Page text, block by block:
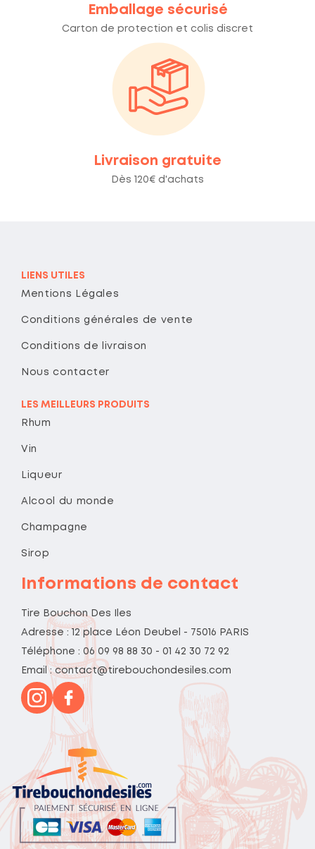
Emballage sécurisé
Carton de protection et colis discret
Livraison gratuite
Dès 120€ d'achats
LIENS UTILES
Mentions Légales
Conditions générales de vente
Conditions de livraison
Nous contacter
LES MEILLEURS PRODUITS
Rhum
Vin
Liqueur
Alcool du monde
Champagne
Sirop
Informations de contact
Tire Bouchon Des Iles
Adresse : 12 place Léon Deubel - 75016 PARIS
Téléphone : 06 09 98 88 30 - 01 42 30 72 92
Email : contact@tirebouchondesiles.com